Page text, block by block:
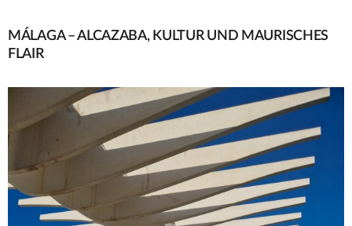
MÁLAGA – ALCAZABA, KULTUR UND MAURISCHES
FLAIR